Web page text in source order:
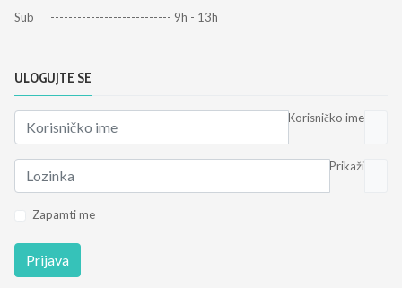
Sub --------------------------- 9h - 13h
ULOGUJTE SE
Korisničko ime
Prikaži
Zapamti me
Prijava